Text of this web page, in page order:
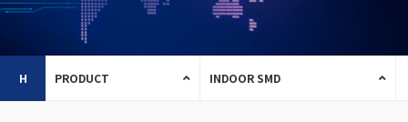
H PRODUCT INDOOR SMD